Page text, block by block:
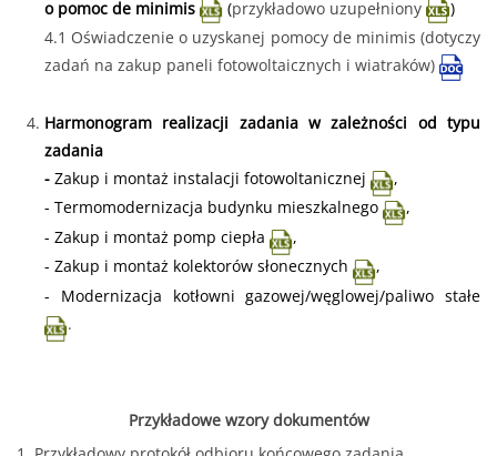
o pomoc de minimis
(przykładowo uzupełniony
)
4.1 Oświadczenie o uzyskanej pomocy de minimis (dotyczy
zadań na zakup paneli fotowoltaicznych i wiatraków)
Harmonogram realizacji zadania w zależności od typu
zadania
- Zakup i montaż instalacji fotowoltanicznej
,
- Termomodernizacja budynku mieszkalnego
,
- Zakup i montaż pomp ciepła
,
- Zakup i montaż kolektorów słonecznych
,
- Modernizacja kotłowni gazowej/węglowej/paliwo stałe
.
Przykładowe wzory dokumentów